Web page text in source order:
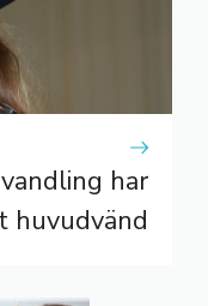
har
huvudvänd